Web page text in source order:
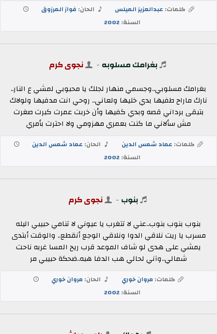
كلمات: عبدالعزيز الميلس الحان: فواز المرزوق
السنة:2002
بغرامك مسلوبه - نجوى كرم
بغرامك مسلوبي..وجسمي منهار لجلك يا محبوبي لمشي ع النار..
نارك ماراح طفيها بدي خليها ولعاني.. روحي انت مدفيها ولولاك
بتبقى برداني قصه وبدي كفيها وأن خربت عمرت كبرت صغرت
مش سألاني ما كنت بعمري مهزومي ولا احترت بأمري
كلمات: عماد شمس الدين الحان: عماد شمس الدين
السنة:2002
بنوب - نجوى كرم
بنوب بنوب بنوب..عني لا تتغرب يا عيوني لا تنامي حبيبي اليله
مسرب يا ريت نلاقي الدوا ونلاقي الوجع أنقطع.. والوقت أبتدى
يمشي على هدى لو شاف الموعد قرب ريح المسا غربه ناحت
شمالي..وآني لحالي هب الدفا هبه..ضحكة حبيبي مر
كلمات: مروان خوري الحان: مروان خوري
السنة:2002